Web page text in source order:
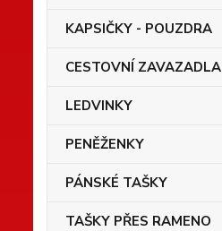
KAPSIČKY - POUZDRA
CESTOVNÍ ZAVAZADLA
LEDVINKY
PENĚŽENKY
PÁNSKÉ TAŠKY
TAŠKY PŘES RAMENO